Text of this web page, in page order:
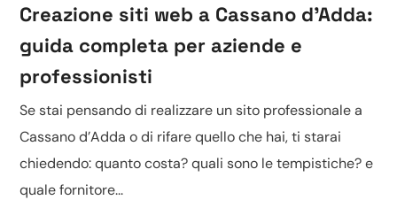
Creazione siti web a Cassano d’Adda:
guida completa per aziende e
professionisti
Se stai pensando di realizzare un sito professionale a
Cassano d’Adda o di rifare quello che hai, ti starai
chiedendo: quanto costa? quali sono le tempistiche? e
quale fornitore...